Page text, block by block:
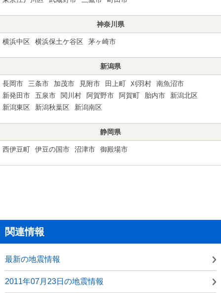
神奈川県
横浜中区 横浜保土ケ谷区 茅ヶ崎市
新潟県
長岡市 三条市 加茂市 見附市 田上町 刈羽村
南魚沼市
新発田市
五泉市 関川村 阿賀野市 阿賀町 胎内市
新潟北区
新潟東区
新潟秋葉区 新潟南区
静岡県
西伊豆町 伊豆の国市 沼津市 御殿場市
関連情報
最新の地震情報
2011年07月23日の地震情報